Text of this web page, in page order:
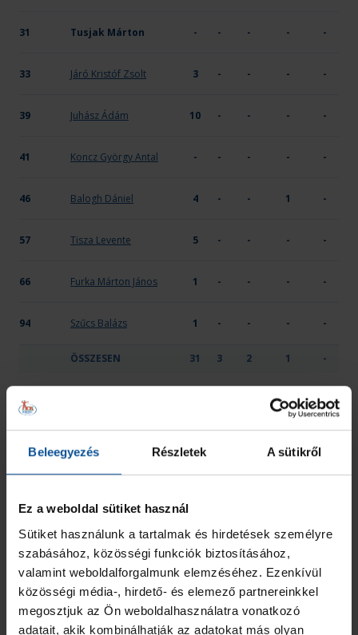
Beleegyezés Részletek A sütikről
Ez a weboldal sütiket használ
Sütiket használunk a tartalmak és hirdetések személyre
szabásához, közösségi funkciók biztosításához,
valamint weboldalforgalmunk elemzéséhez. Ezenkívül
közösségi média-, hirdető- és elemező partnereinkkel
megosztjuk az Ön weboldalhasználatra vonatkozó
adatait, akik kombinálhatják az adatokat más olyan
31 Tusjak Márton - - - - -
33 Járó Kristóf Zsolt 3 - - - -
39 Juhász Ádám 10 - - - -
41 Koncz György Antal - - - - -
46 Balogh Dániel 4 - - 1 -
57 Tisza Levente 5 - - - -
66 Furka Márton János 1 - - - -
94 Szűcs Balázs 1 - - - -
ÖSSZESEN 31 3 2 1 -
OTP Bank-Pick Szeged U21
JEL KIZÁR MINŐSÍTÉSE
Szikora Attila József - - Kapusedző
ÖSSZESEN